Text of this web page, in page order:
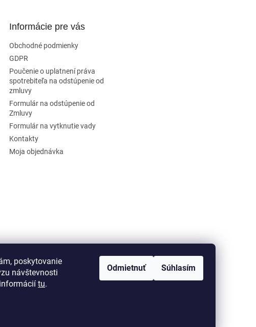
poskytovanie
návštevnosti
tu.
Odmietnuť Súhlasím
Informácie pre vás
Obchodné podmienky
GDPR
Poučenie o uplatnení práva
spotrebiteľa na odstúpenie od
zmluvy
Formulár na odstúpenie od
Zmluvy
Formulár na vytknutie vady
Kontakty
Moja objednávka